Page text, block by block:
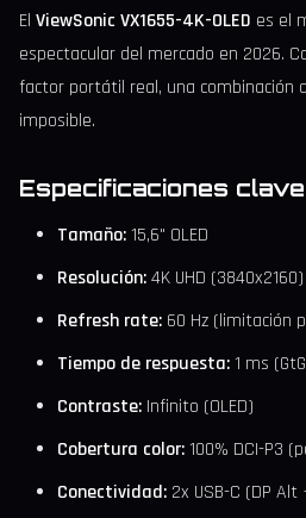
El ViewSonic VX1655-4K-OLED es el
espectacular del mercado en 2026.
factor portátil real, una combinación
imposible.
Especificaciones clave
Tamaño:15,6" OLED
Resolución:4K UHD (3840x2160)
Refresh rate: 60 Hz (limitación
Tiempo de respuesta:1 ms
Contraste: Infinito (OLED)
Cobertura color:100% DCI-P3
Conectividad: 2x USB-C (DP Alt